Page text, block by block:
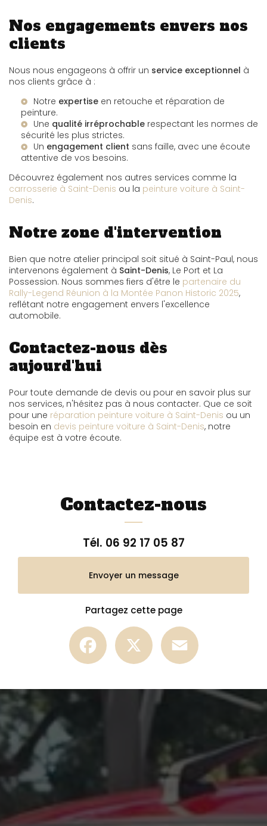
Nos engagements envers nos
clients
Nous nous engageons à offrir un service exceptionnel à
nos clients grâce à :
Notre expertise en retouche et réparation de
peinture.
Une qualité irréprochable respectant les normes de
sécurité les plus strictes.
Un engagement client sans faille, avec une écoute
attentive de vos besoins.
Découvrez également nos autres services comme la
carrosserie à Saint-Denis ou la peinture voiture à Saint-
Denis.
Notre zone d'intervention
Bien que notre atelier principal soit situé à Saint-Paul, nous
intervenons également à Saint-Denis, Le Port et La
Possession. Nous sommes fiers d'être le partenaire du
Rally-Legend Réunion à la Montée Panon Historic 2025,
reflétant notre engagement envers l'excellence
automobile.
Contactez-nous dès
aujourd'hui
Pour toute demande de devis ou pour en savoir plus sur
nos services, n'hésitez pas à nous contacter. Que ce soit
pour une réparation peinture voiture à Saint-Denis ou un
besoin en devis peinture voiture à Saint-Denis, notre
équipe est à votre écoute.
Contactez-nous
Tél. 06 92 17 05 87
Envoyer un message
Partagez cette page
Facebook